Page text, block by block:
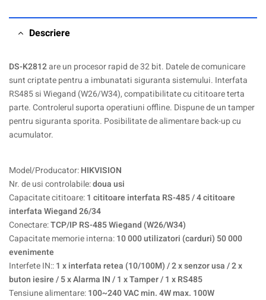
Descriere
DS-K2812are un procesor rapid de 32 bit. Datele de comunicare
sunt criptate pentru a imbunatati siguranta sistemului. Interfata
RS485 si Wiegand (W26/W34), compatibilitate cu cititoare terta
parte. Controlerul suporta operatiuni offline. Dispune de un tamper
pentru siguranta sporita. Posibilitate de alimentare back-up cu
acumulator.
Model/Producator:HIKVISION
Nr. de usi controlabile:doua usi
Capacitate cititoare:1 cititoare interfata RS-485 / 4 cititoare
interfata Wiegand 26/34
Conectare:TCP/IP RS-485 Wiegand (W26/W34)
Capacitate memorie interna:10 000 utilizatori (carduri) 50 000
evenimente
Interfete IN::1 x interfata retea (10/100M) / 2 x senzor usa / 2 x
buton iesire / 5 x Alarma IN / 1 x Tamper / 1 x RS485
Tensiune alimentare:100~240 VAC min. 4W max. 100W